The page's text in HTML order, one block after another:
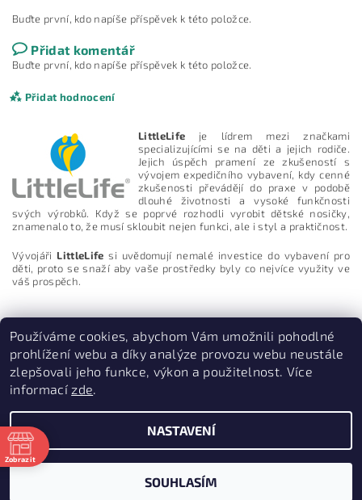
Buďte první, kdo napíše příspěvek k této položce.
Přidat komentář
Buďte první, kdo napíše příspěvek k této položce.
Přidat hodnocení
Vložením hodnocení souhlasíte s
podmínkami ochrany
osobních údajů
LittleLife je lídrem mezi značkami
specializujícími se na děti a jejich rodiče.
Jejich úspěch pramení ze zkušeností s
vývojem expedičního vybavení, kdy cenné
zkušenosti převádějí do praxe v podobě
dlouhé životnosti a vysoké funkčnosti
svých výrobků. Když se poprvé rozhodli vyrobit dětské nosičky,
znamenalo to, že musí skloubit nejen funkci, ale i styl a praktičnost.
VývojářiLittleLifesi uvědomují nemalé investice do vybavení pro
děti, proto se snaží aby vaše prostředky byly co nejvíce využity ve
váš prospěch.
PruvodceNakopce.Cz
2026 © Quill outdoor, všechna práva vyhrazena
Vytvořil Shoptet
Zobrazit
Používáme cookies, abychom Vám umožnili pohodlné
prohlížení webu a díky analýze provozu webu neustále
zlepšovali jeho funkce, výkon a použitelnost. Více
informacízde.
NASTAVENÍ
SOUHLASÍM